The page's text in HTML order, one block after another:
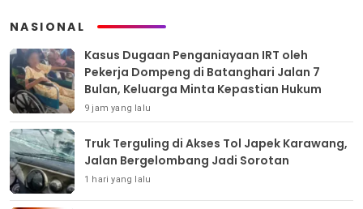
NASIONAL
Kasus Dugaan Penganiayaan IRT oleh
Pekerja Dompeng di Batanghari Jalan 7
Bulan, Keluarga Minta Kepastian Hukum
9 jam yang lalu
Truk Terguling di Akses Tol Japek Karawang,
Jalan Bergelombang Jadi Sorotan
1 hari yang lalu